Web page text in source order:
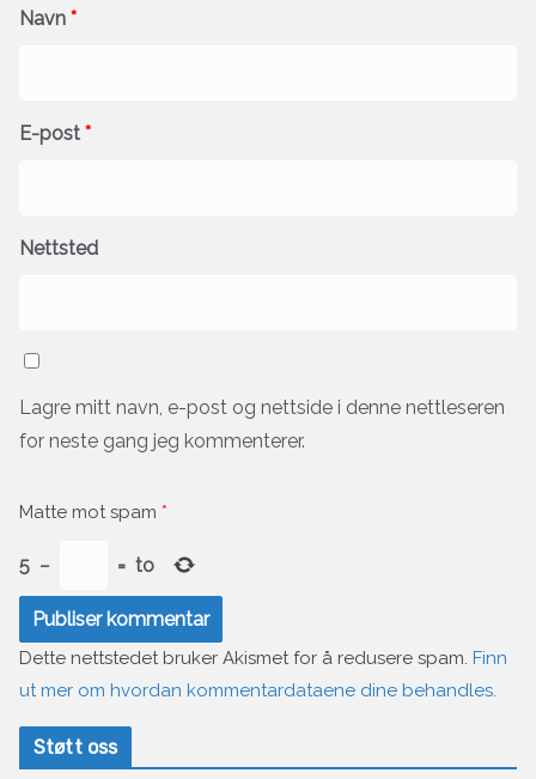
Navn *
E-post *
Nettsted
Lagre mitt navn, e-post og nettside i denne nettleseren
for neste gang jeg kommenterer.
Matte mot spam *
5 − = to
Dette nettstedet bruker Akismet for å redusere spam. Finn
ut mer om hvordan kommentardataene dine behandles.
Støtt oss